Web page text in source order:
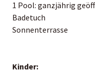
1 Pool: ganzjährig
Badetuch
Sonnenterrasse
Kinder: